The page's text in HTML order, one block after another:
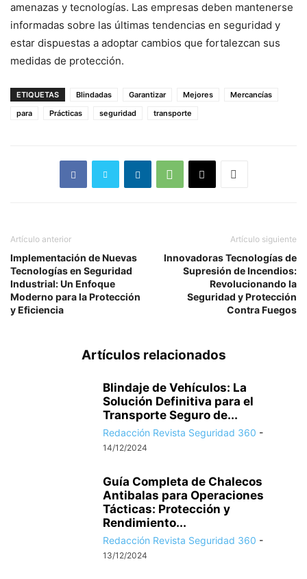
amenazas y tecnologías. Las empresas deben mantenerse
informadas sobre las últimas tendencias en seguridad y
estar dispuestas a adoptar cambios que fortalezcan sus
medidas de protección.
ETIQUETAS Blindadas Garantizar Mejores
Mercancías
para
Prácticas seguridad transporte
Artículo anterior
Implementación de Nuevas
Tecnologías en Seguridad
Industrial: Un Enfoque
Moderno para la Protección
y Eficiencia
Artículo siguiente
Innovadoras Tecnologías de
Supresión de Incendios:
Revolucionando la
Seguridad y Protección
Contra Fuegos
Artículos relacionados
Blindaje de Vehículos: La
Solución Definitiva para el
Transporte Seguro de...
Redacción Revista Seguridad 360 -
14/12/2024
Guía Completa de Chalecos
Antibalas para Operaciones
Tácticas: Protección y
Rendimiento...
Redacción Revista Seguridad 360 -
13/12/2024